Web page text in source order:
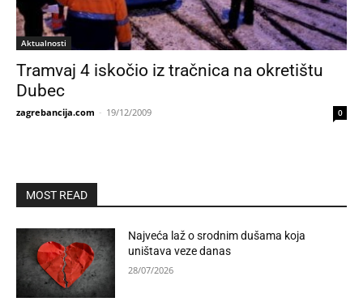
Aktualnosti
Tramvaj 4 iskočio iz tračnica na okretištu
Dubec
zagrebancija.com - 19/12/2009 0
MOST READ
Najveća laž o srodnim dušama koja
uništava veze danas
28/07/2026